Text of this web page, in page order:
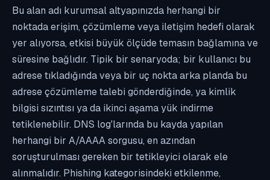
Bu alan adı kurumsal altyapınızda herhangi bir
noktada erişim, çözümleme veya iletişim hedefi olarak
yer alıyorsa, etkisi büyük ölçüde temasın bağlamına ve
süresine bağlıdır. Tipik bir senaryoda; bir kullanıcı bu
adrese tıkladığında veya bir uç nokta arka planda bu
adrese çözümleme talebi gönderdiğinde, ya kimlik
bilgisi sızıntısı ya da ikinci aşama yük indirme
tetiklenebilir. DNS log'larında bu kayda yapılan
herhangi bir A/AAAA sorgusu, en azından
soruşturulması gereken bir tetikleyici olarak ele
alınmalıdır. Phishing kategorisindeki etkilenme,